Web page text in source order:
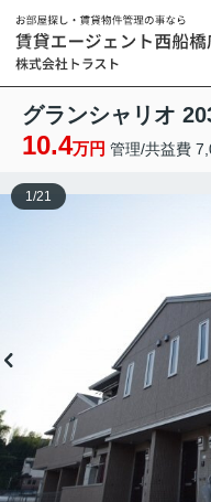
グランシャリオ
10.4万円 管理/共益費
1/21